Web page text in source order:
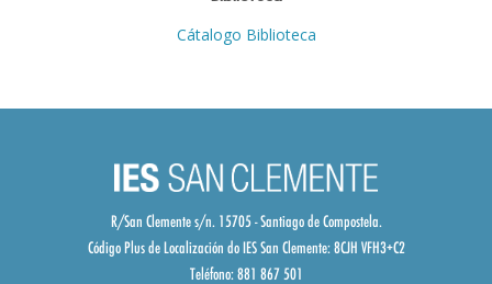
Cátalogo Biblioteca
R/San Clemente s/n. 15705 - Santiago de Compostela.
Código Plus de Localización do IES San Clemente:8CJH VFH3+C2
Teléfono: 881 867 501